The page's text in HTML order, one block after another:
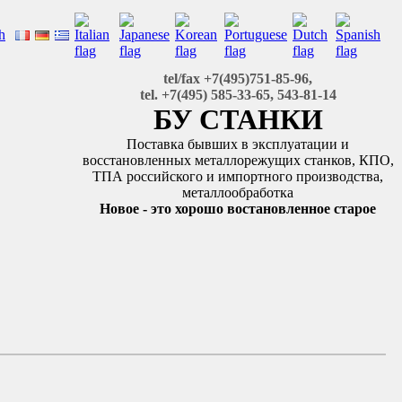
tel/fax +7(495)751-85-96,
tel. +7(495) 585-33-65, 543-81-14
БУ СТАНКИ
Поставка бывших в эксплуатации и
восстановленных металлорежущих станков, КПО,
ТПА российского и импортного производства,
металлообработка
Новое - это хорошо востановленное старое